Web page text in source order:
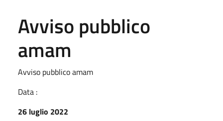
Avviso pubblico
amam
Avviso pubblico amam
Data :
26 luglio 2022